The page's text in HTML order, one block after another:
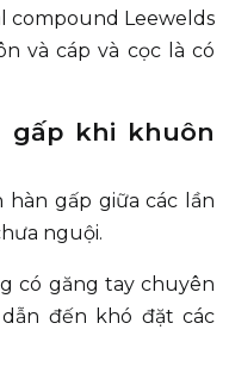
compound Leewelds
và cáp và cọc là có
gấp khi khuôn
hàn gấp giữa các lần
nguội.
có găng tay chuyên
đến khó đặt các